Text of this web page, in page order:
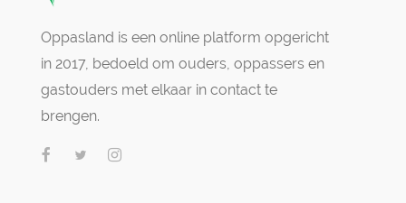
Oppasland is een online platform opgericht
in 2017, bedoeld om ouders, oppassers en
gastouders met elkaar in contact te
brengen.